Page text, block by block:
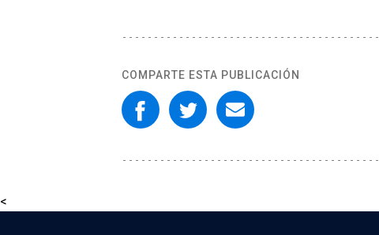
COMPARTE ESTA PUBLICACIÓN
<